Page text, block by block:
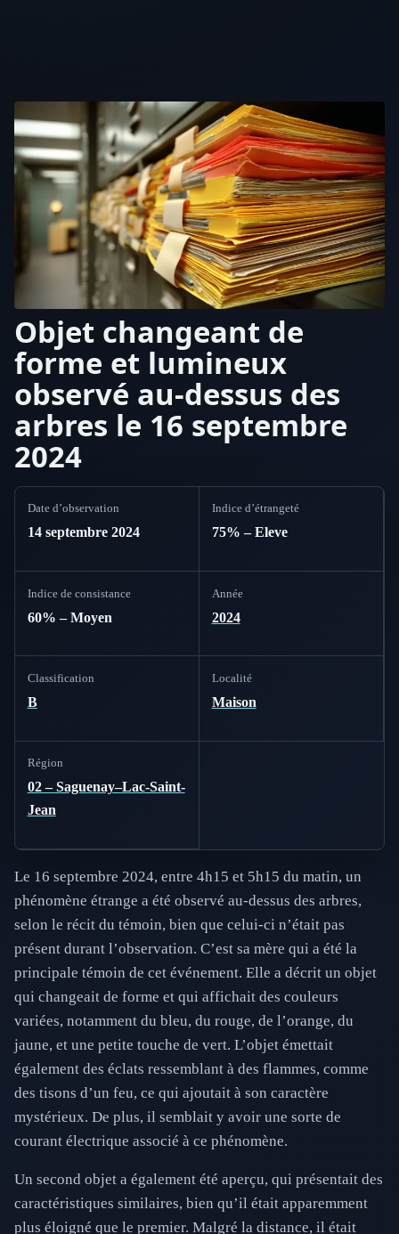
Objet changeant de
forme et lumineux
observé au-dessus des
arbres le 16 septembre
2024
Date d’observation
14 septembre 2024
Indice d’étrangeté
75% – Eleve
Indice de consistance
60% – Moyen
Année
2024
Classification
B
Localité
Maison
Région
02 – Saguenay–Lac-Saint-
Jean
Le 16 septembre 2024, entre 4h15 et 5h15 du matin, un
phénomène étrange a été observé au-dessus des arbres,
selon le récit du témoin, bien que celui-ci n’était pas
présent durant l’observation. C’est sa mère qui a été la
principale témoin de cet événement. Elle a décrit un objet
qui changeait de forme et qui affichait des couleurs
variées, notamment du bleu, du rouge, de l’orange, du
jaune, et une petite touche de vert. L’objet émettait
également des éclats ressemblant à des flammes, comme
des tisons d’un feu, ce qui ajoutait à son caractère
mystérieux. De plus, il semblait y avoir une sorte de
courant électrique associé à ce phénomène.
Un second objet a également été aperçu, qui présentait des
caractéristiques similaires, bien qu’il était apparemment
plus éloigné que le premier. Malgré la distance, il était